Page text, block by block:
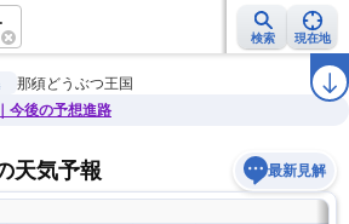
国
検索 現在地
地震情報 警報・注意報 ラ
那須どうぶつ王国
今後の予想進路
天気予報 最新見解